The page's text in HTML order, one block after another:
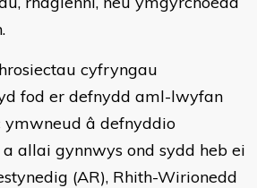
cyfryngau
fod er defnydd aml-lwyfan
ymwneud â defnyddio
allai gynnwys ond sydd heb ei
(AR), Rhith-Wirionedd